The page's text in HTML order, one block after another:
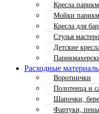
Кресла
Мойки
Кресла для
Стулья
Детские
Расходные
Воротнички
Полотенца и
Шапочки,
Фартуки,